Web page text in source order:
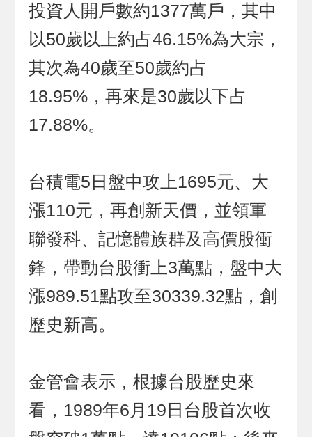
投資人開戶數約1377萬戶，其中
以50歲以上約占46.15%為大宗，
其次為40歲至50歲約占
18.95%，再來是30歲以下占
17.88%。
台積電5日盤中攻上1695元、大
漲110元，再創新天價，並領軍
聯發科、記憶體族群及高價股衝
鋒，帶動台股衝上3萬點，盤中大
漲989.51點攻至30339.32點，創
歷史新高。
金管會表示，根據台股歷史來
看，1989年6月19日台股首次收